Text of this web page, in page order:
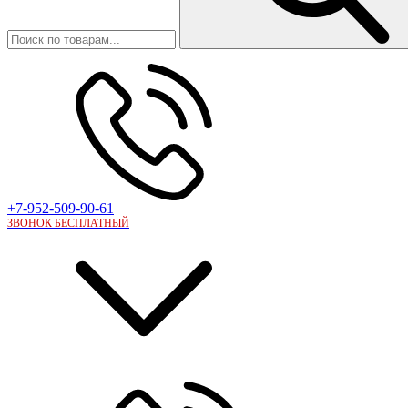
+7-952-509-90-61
ЗВОНОК БЕСПЛАТНЫЙ